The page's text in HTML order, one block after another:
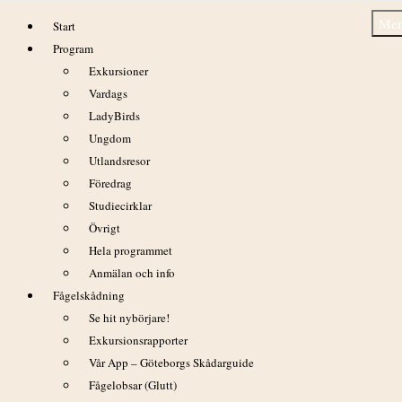
Start
Program
Exkursioner
Vardags
LadyBirds
Ungdom
Utlandsresor
Föredrag
Studiecirklar
Övrigt
Hela programmet
Anmälan och info
Fågelskådning
Se hit nybörjare!
Exkursionsrapporter
Vår App – Göteborgs Skådarguide
Fågelobsar (Glutt)
Nya jakter i Göteborg
Under 2004 kör vi vidare med nya fågeltävlingar i Göteborg
– först ut är de helt nya tävlingarna Poängjakten och